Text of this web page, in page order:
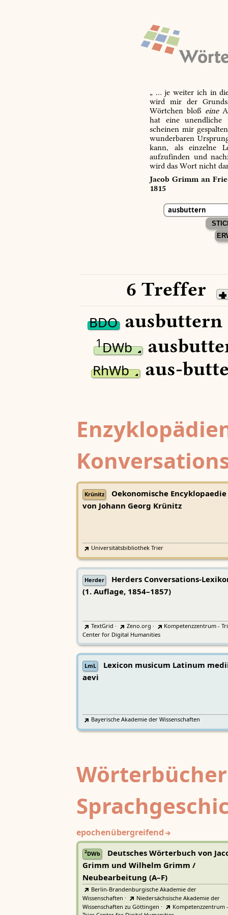
„ … je weiter ich in
wird mir der
Wörtchen bloß eine
hat eine unendliche
scheinen mir
wunderbaren
kann, als einzelne
aufzufinden und
wird das Wort nicht
Jacob Grimm an
1815
6 Treffer
BDOausbuttern
1DWb
RhWb aus-
Krünitz
Oekonomische Encyklopaedie
von Johann Georg Krünitz
Universitätsbibliothek Trier
Herder
Herders Conversations-
(1. Auflage, 1854–1857)
TextGrid · Zeno.org ·
Kompetenzzentrum -
Center for Digital Humanities
LmL
Lexicon musicum Latinum
aevi
Bayerische Akademie der Wissenschaften
epochenübergreifend
2DWb
Deutsches Wörterbuch von
Grimm und Wilhelm Grimm /
Neubearbeitung (A–F)
Berlin-Brandenburgische Akademie der
Wissenschaften ·
Niedersächsische Akademie der
Wissenschaften zu Göttingen ·
Kompetenzzentrum -